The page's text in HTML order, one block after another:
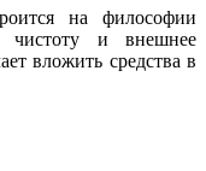
на философии
чистоту и внешнее
вложить средства в